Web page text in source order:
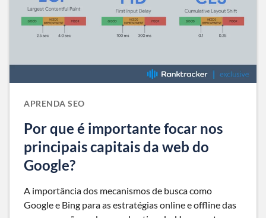
APRENDA SEO
Por que é importante focar nos
principais capitais da web do
Google?
A importância dos mecanismos de busca como
Google e Bing para as estratégias online e offline das